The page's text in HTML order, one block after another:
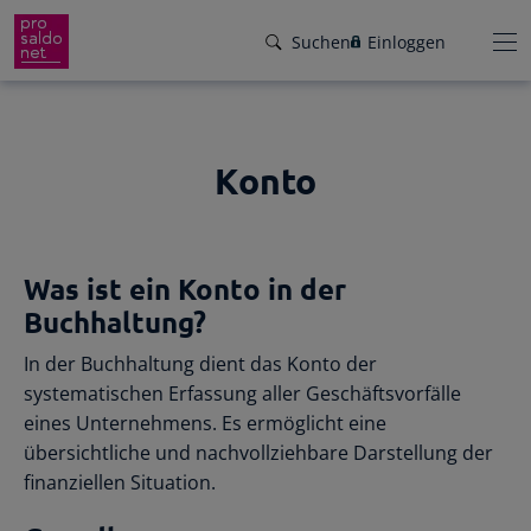
Von Buchungsbeispielen über HowTo-
Videos bis zu persönlichem Support per E-
Mail, Telefon oder Live-Chat.
Unser Hilfeangebot
Rechnungen schreiben
Branchen
Service
Gründer-Paket
Rückenwind für den Weg in die
Für Steuerberater
Effiziente Zusammenarbeit
Facebook
Instagram
LinkedIn
YouTube
Suchen Einloggen
Konto
Was ist ein Konto in der
Buchhaltung?
In der Buchhaltung dient das Konto der
systematischen Erfassung aller Geschäftsvorfälle
eines Unternehmens. Es ermöglicht eine
übersichtliche und nachvollziehbare Darstellung der
finanziellen Situation.